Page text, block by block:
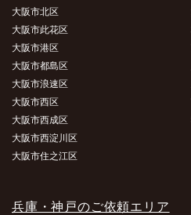
大阪市北区
大阪市此花区
大阪市港区
大阪市都島区
大阪市浪速区
大阪市西区
大阪市西成区
大阪市西淀川区
大阪市住之江区
兵庫・神戸のご依頼エリア